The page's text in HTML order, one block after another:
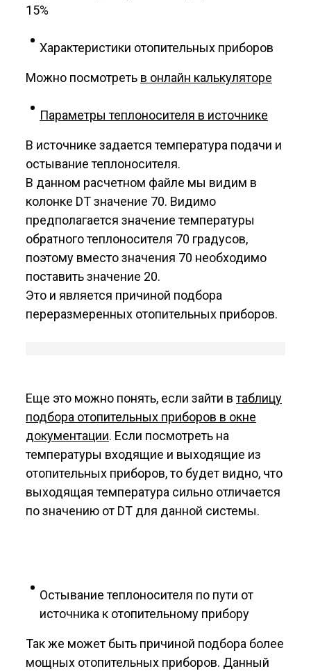
15%
Характеристики отопительных приборов
Можно посмотреть в онлайн калькуляторе
Параметры теплоносителя в источнике
В источнике задается температура подачи и
остывание теплоносителя.
В данном расчетном файле мы видим в
колонке DT значение 70. Видимо
предполагается значение температуры
обратного теплоносителя 70 градусов,
поэтому вместо значения 70 необходимо
поставить значение 20.
Это и является причиной подбора
переразмеренных отопительных приборов.
Еще это можно понять, если зайти втаблицу
подбора отопительных приборов в окне
документации. Если посмотреть на
температуры входящие и выходящие из
отопительных приборов, то будет видно, что
выходящая температура сильно отличается
по значению от DT для данной системы.
Остывание теплоносителя по пути от
источника к отопительному прибору
Так же может быть причиной подбора более
мощных отопительных приборов. Данный